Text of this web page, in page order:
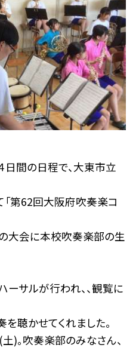
間の日程で、大東市立
「第62回大阪府吹奏楽コ
大会に本校吹奏楽部の生
サルが行われ、、観覧に
聴かせてくれました。
)。吹奏楽部のみなさん、